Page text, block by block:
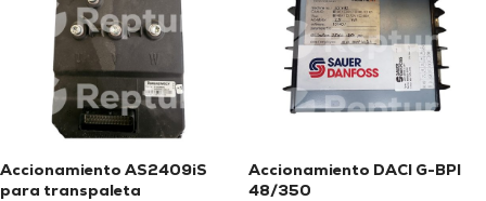
Accionamiento AS2409iS
para transpaleta
Accionamiento DACI G-BPI
48/350